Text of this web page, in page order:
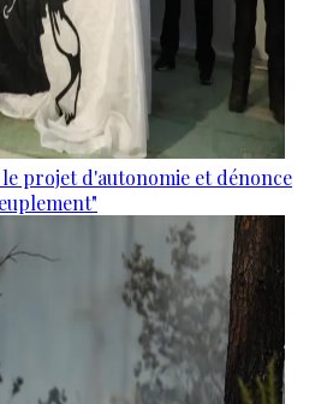
projet d'autonomie et dénonce